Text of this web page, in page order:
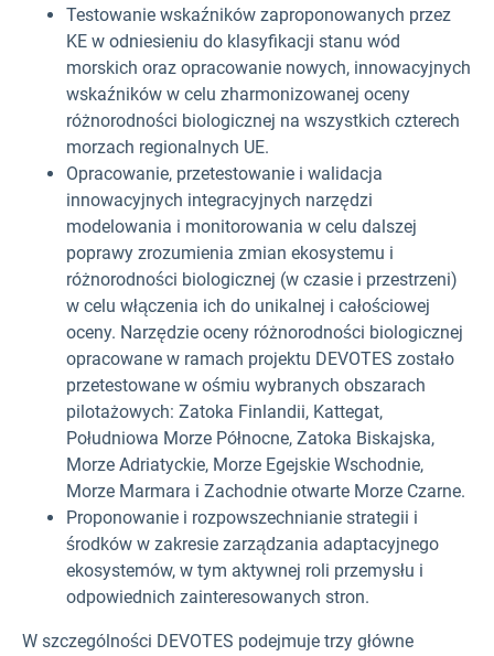
Testowanie wskaźników zaproponowanych przez
KE w odniesieniu do klasyfikacji stanu wód
morskich oraz opracowanie nowych, innowacyjnych
wskaźników w celu zharmonizowanej oceny
różnorodności biologicznej na wszystkich czterech
morzach regionalnych UE.
Opracowanie, przetestowanie i walidacja
innowacyjnych integracyjnych narzędzi
modelowania i monitorowania w celu dalszej
poprawy zrozumienia zmian ekosystemu i
różnorodności biologicznej (w czasie i przestrzeni)
w celu włączenia ich do unikalnej i całościowej
oceny. Narzędzie oceny różnorodności biologicznej
opracowane w ramach projektu DEVOTES zostało
przetestowane w ośmiu wybranych obszarach
pilotażowych: Zatoka Finlandii, Kattegat,
Południowa Morze Północne, Zatoka Biskajska,
Morze Adriatyckie, Morze Egejskie Wschodnie,
Morze Marmara i Zachodnie otwarte Morze Czarne.
Proponowanie i rozpowszechnianie strategii i
środków w zakresie zarządzania adaptacyjnego
ekosystemów, w tym aktywnej roli przemysłu i
odpowiednich zainteresowanych stron.
W szczególności DEVOTES podejmuje trzy główne